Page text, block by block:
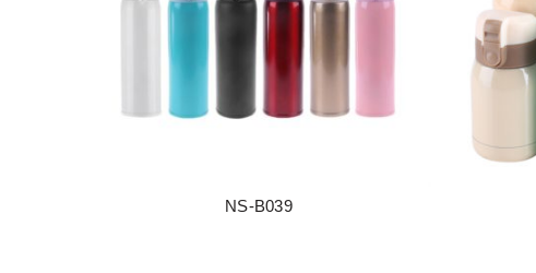
阅读更多
NS-B039